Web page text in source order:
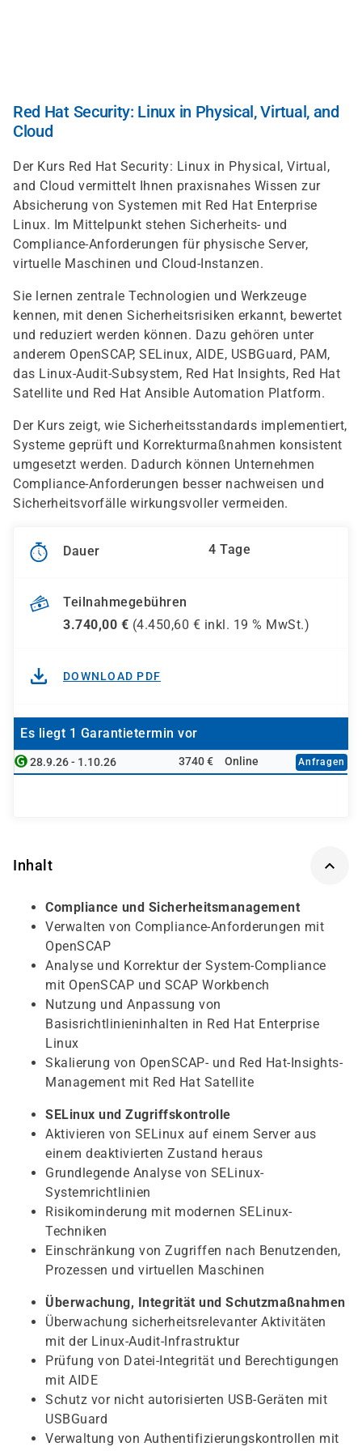
Red Hat Security: Linux in Physical, Virtual, and
Cloud
Der Kurs Red Hat Security: Linux in Physical, Virtual,
and Cloud vermittelt Ihnen praxisnahes Wissen zur
Absicherung von Systemen mit Red Hat Enterprise
Linux. Im Mittelpunkt stehen Sicherheits- und
Compliance-Anforderungen für physische Server,
virtuelle Maschinen und Cloud-Instanzen.
Sie lernen zentrale Technologien und Werkzeuge
kennen, mit denen Sicherheitsrisiken erkannt, bewertet
und reduziert werden können. Dazu gehören unter
anderem OpenSCAP, SELinux, AIDE, USBGuard, PAM,
das Linux-Audit-Subsystem, Red Hat Insights, Red Hat
Satellite und Red Hat Ansible Automation Platform.
Der Kurs zeigt, wie Sicherheitsstandards implementiert,
Systeme geprüft und Korrekturmaßnahmen konsistent
umgesetzt werden. Dadurch können Unternehmen
Compliance-Anforderungen besser nachweisen und
Sicherheitsvorfälle wirkungsvoller vermeiden.
Dauer 4 Tage
Teilnahmegebühren
3.740,00 € (4.450,60 € inkl. 19 % MwSt.)
DOWNLOAD PDF
Es liegt 1 Garantietermin vor
28.9.26 - 1.10.26 3740 € Online Anfragen
Inhalt
Compliance und Sicherheitsmanagement
Verwalten von Compliance-Anforderungen mit
OpenSCAP
Analyse und Korrektur der System-Compliance
mit OpenSCAP und SCAP Workbench
Nutzung und Anpassung von
Basisrichtlinieninhalten in Red Hat Enterprise
Linux
Skalierung von OpenSCAP- und Red Hat-Insights-
Management mit Red Hat Satellite
SELinux und Zugriffskontrolle
Aktivieren von SELinux auf einem Server aus
einem deaktivierten Zustand heraus
Grundlegende Analyse von SELinux-
Systemrichtlinien
Risikominderung mit modernen SELinux-
Techniken
Einschränkung von Zugriffen nach Benutzenden,
Prozessen und virtuellen Maschinen
Überwachung, Integrität und Schutzmaßnahmen
Überwachung sicherheitsrelevanter Aktivitäten
mit der Linux-Audit-Infrastruktur
Prüfung von Datei-Integrität und Berechtigungen
mit AIDE
Schutz vor nicht autorisierten USB-Geräten mit
USBGuard
Verwaltung von Authentifizierungskontrollen mit